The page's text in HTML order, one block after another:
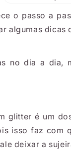
o passo a
algumas dicas
no dia a dia,
glitter é um
isso faz com
deixar a